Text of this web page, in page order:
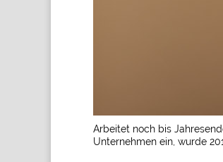
Arbeitet noch bis
Unternehmen ein, wurde